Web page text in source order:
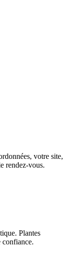
votre site,
rendez-vous.
Plantes
confiance.